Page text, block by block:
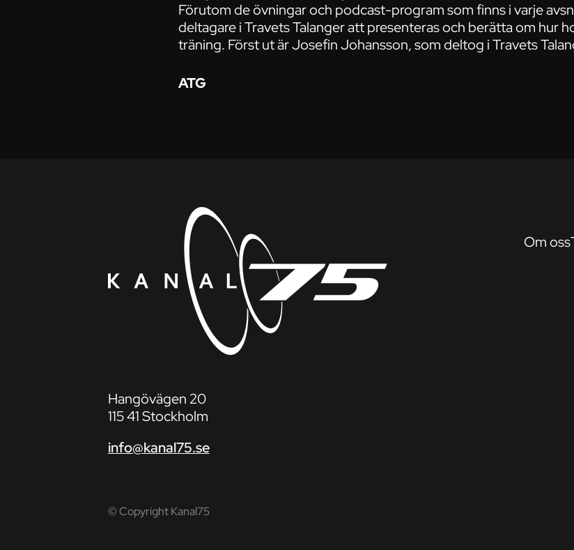
Förutom de övningar och podcast-program som finns i varje
deltagare i Travets Talanger att presenteras och berätta om hur
träning. Först ut är Josefin Johansson, som deltog i Travets
ATG
Hangövägen 20
115 41 Stockholm
info@kanal75.se
Om oss
© Copyright Kanal75